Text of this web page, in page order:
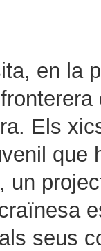
en la
Els
que
un
seus